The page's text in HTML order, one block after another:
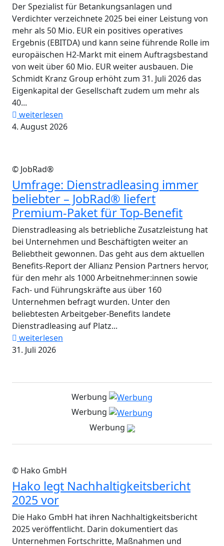
Der Spezialist für Betankungsanlagen und
Verdichter verzeichnete 2025 bei einer Leistung von
mehr als 50 Mio. EUR ein positives operatives
Ergebnis (EBITDA) und kann seine führende Rolle im
europäischen H2-Markt mit einem Auftragsbestand
von weit über 60 Mio. EUR weiter ausbauen. Die
Schmidt Kranz Group erhöht zum 31. Juli 2026 das
Eigenkapital der Gesellschaft zudem um mehr als
40...
weiterlesen
4. August 2026
© JobRad®
Umfrage: Dienstradleasing immer
beliebter – JobRad® liefert
Premium-Paket für Top-Benefit
Dienstradleasing als betriebliche Zusatzleistung hat
bei Unternehmen und Beschäftigten weiter an
Beliebtheit gewonnen. Das geht aus dem aktuellen
Benefits-Report der Allianz Pension Partners hervor,
für den mehr als 1000 Arbeitnehmer:innen sowie
Fach- und Führungskräfte aus über 160
Unternehmen befragt wurden. Unter den
beliebtesten Arbeitgeber-Benefits landete
Dienstradleasing auf Platz...
weiterlesen
31. Juli 2026
Werbung
Werbung
Werbung
© Hako GmbH
Hako legt Nachhaltigkeitsbericht
2025 vor
Die Hako GmbH hat ihren Nachhaltigkeitsbericht
2025 veröffentlicht. Darin dokumentiert das
Unternehmen Fortschritte, Maßnahmen und